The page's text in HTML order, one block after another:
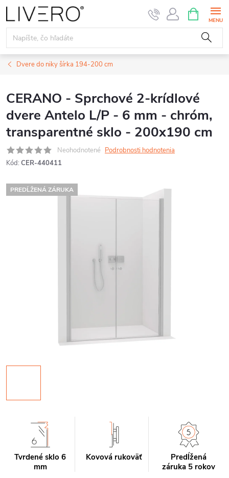
Prejsť
na
obsah
KOŠÍK
Dvere do niky šírka 194-200 cm
CERANO - Sprchové 2-krídlové
dvere Antelo L/P - 6 mm - chróm,
transparentné sklo - 200x190 cm
Neohodnotené Podrobnosti hodnotenia
Kód: CER-440411
PREDĹŽENÁ ZÁRUKA
Tvrdené sklo 6
mm
Kovová rukoväť
Predĺžená
záruka 5 rokov